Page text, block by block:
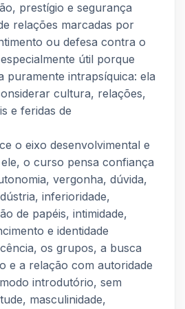
prestígio e segurança
relações marcadas por
ou defesa contra o
útil porque
puramente intrapsíquica: ela
cultura, relações,
e feridas de
o eixo desenvolvimental e
o curso pensa confiança
vergonha, dúvida,
inferioridade,
de papéis, intimidade,
e identidade
os grupos, a busca
e a relação com autoridade
introdutório, sem
masculinidade,